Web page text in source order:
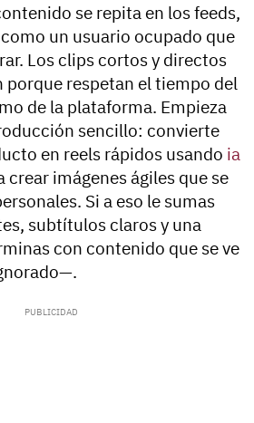
se repita en los feeds,
un usuario ocupado que
Los clips cortos y directos
porque respetan el tiempo del
de la plataforma. Empieza
sencillo: convierte
en reels rápidos usando ia
crear imágenes ágiles que se
Si a eso le sumas
subtítulos claros y una
con contenido que se ve